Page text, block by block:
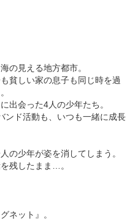
の見える地方都市。
貧しい家の息子も同じ時を過
出会った4人の少年たち。
ンド活動も、いつも一緒に成長
の少年が姿を消してしまう。
残したまま…。
ネット』。